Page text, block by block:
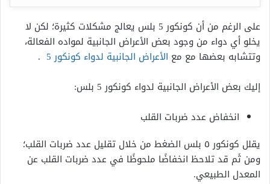
على الرغم من أن كونكور 5 بلس يعالج مشكلات كثيرة؛ لكن لا
يخلو أي دواء من وجود بعض الأعراض الجانبية لمواده الفعالة،
وتتشابه بعضها مع مع الأعراض الجانبية لدواء كونكور 5
.
إليك بعض الأعراض الجانبية لدواء كونكور 5 بلس:
انخفاض عدد ضربات القلب
يقلل كونكور ٥ بلس الضغط من خلال تقليل عدد ضربات القلب؛
ومن ثَم قد تلاحظ انخفاضًا ملحوظًا في عدد ضربات القلب عن
المعدل الطبيعي.